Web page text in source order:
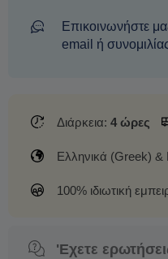
Επικοινωνήστε
email ή
Διάρκεια: 4 ώρες
Ελληνικά (Greek) &
100% ιδιωτική
'Εχετε